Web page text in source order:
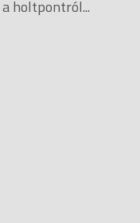
holtpontról...